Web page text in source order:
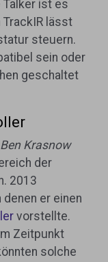
Talker ist es
lässt
steuern.
sein oder
geschaltet
Ben Krasnow
der
2013
er einen
vorstellte.
Zeitpunkt
solche